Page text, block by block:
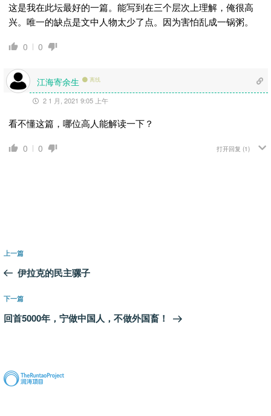
这是我在此坛最好的一篇。能写到在三个层次上理解，俺很高
兴。唯一的缺点是文中人物太少了点。因为害怕乱成一锅粥。
0 0
江海寄余生 离线
2 1 月, 2021 9:05 上午
看不懂这篇，哪位高人能解读一下？
0 0 打开回复 (1)
文
导
航
上
一
文
章
上一篇
伊拉克的民主骡子
下
一
下一篇
回首5000年，宁做中国人，不做外国畜！